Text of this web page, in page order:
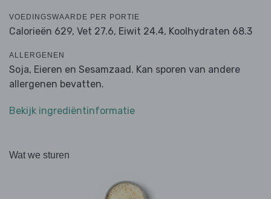
VOEDINGSWAARDE PER PORTIE
Calorieën 629, Vet 27.6, Eiwit 24.4, Koolhydraten 68.3
ALLERGENEN
Soja, Eieren en Sesamzaad. Kan sporen van andere
allergenen bevatten.
Bekijk ingrediëntinformatie
Wat we sturen